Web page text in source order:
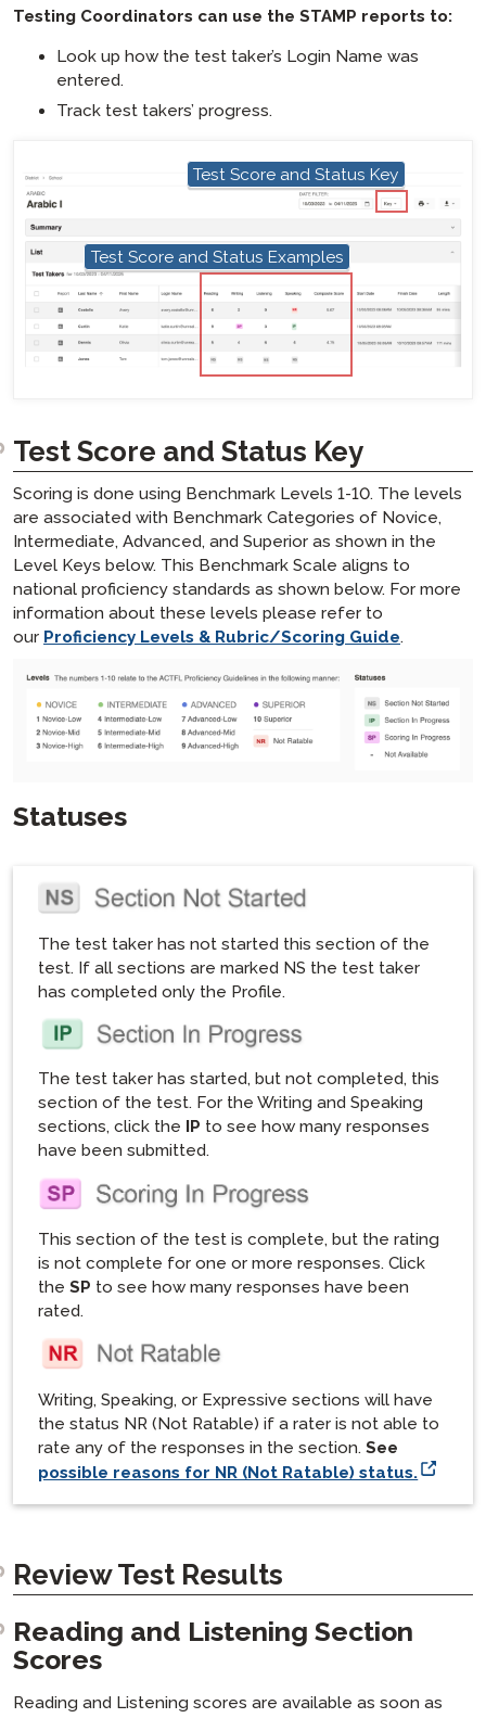
Testing Coordinators can use the STAMP reports to:
Look up how the test taker’s Login Name was
entered.
Track test takers’ progress.
hotspot
Test Score and Status Key
Test Score and Status Examples
Test Score and Status Key
Scoring is done using Benchmark Levels 1-10. The levels
are associated with Benchmark Categories of Novice,
Intermediate, Advanced, and Superior as shown in the
Level Keys below. This Benchmark Scale aligns to
national proficiency standards as shown below. For more
information about these levels please refer to
our Proficiency Levels & Rubric/Scoring Guide.
Statuses
The test taker has not started this section of the
test. If all sections are marked NS the test taker
has completed only the Profile.
The test taker has started, but not completed, this
section of the test. For the Writing and Speaking
sections, click the IP to see how many responses
have been submitted.
This section of the test is complete, but the rating
is not complete for one or more responses. Click
theSP to see how many responses have been
rated.
Writing, Speaking, or Expressive sections will have
the status NR (Not Ratable) if a rater is not able to
rate any of the responses in the section.See
possible reasons for NR (Not Ratable) status.
Review Test Results
Reading and Listening Section
Scores
Reading and Listening scores are available as soon as